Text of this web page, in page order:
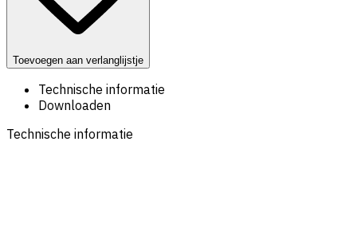
Toevoegen aan verlanglijstje
Technische informatie
Downloaden
Technische informatie